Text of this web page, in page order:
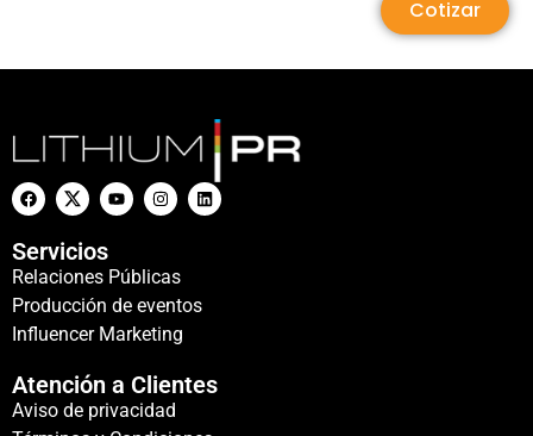
Cotizar
Servicios
Relaciones Públicas
Producción de eventos
Influencer Marketing
Atención a Clientes
Aviso de privacidad